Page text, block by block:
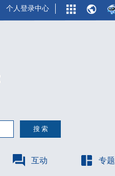
个人登录中心
互动 专题